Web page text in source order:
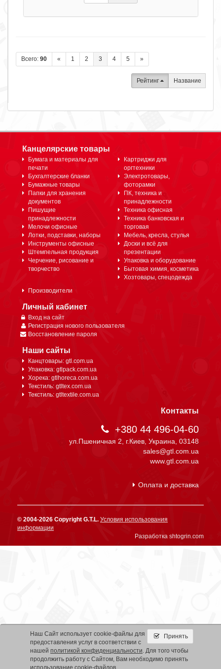
Всего: 90 « 1 2 3 4 5 »
Рейтинг Название
Канцелярские товары
Бумага и материалы для
печати
Бухгалтерские бланки
Бумажные товары
Папки для хранения
документов
Пишущие
принадлежности
Мелочи офисные
Лотки, подставки, наборы
Инструменты офисные
Штемпельная продукция
Черчение, рисование и
творчество
Картриджи для
оргтехники
Электротовары,
фоторамки
ПК, техника и
принадлежности
Техника офисная
Техника банковская и
торговая
Мебель, кресла, стулья
Доски и всё для
презентации
Упаковка и оборудование
Бытовая химия, косметика
Хозтовары, спецодежда
Производители
Личный кабинет
Вход на сайт
Регистрация нового пользователя
Восстановление пароля
Наши сайты
Канцтовары: gtl.com.ua
Упаковка: gtlpack.com.ua
Хорека: gtlhoreca.com.ua
Текстиль: gtltex.com.ua
Текстиль: gtltextile.com.ua
Контакты
+380 44 496-04-60
ул.Пшеничная 2, г.Киев, Украина, 03148
sales@gtl.com.ua
www.gtl.com.ua
Оплата и доставка
© 2004-2026 Copyright G.T.L. Условия использования
информации
Разработка shtogrin.com
Принять
Наш Сайт использует cookie-файлы для
предоставления услуг в соответствии с
нашей политикой конфиденциальности. Для того чтобы
продолжить работу с Сайтом, Вам необходимо принять
использование cookie-файлов.